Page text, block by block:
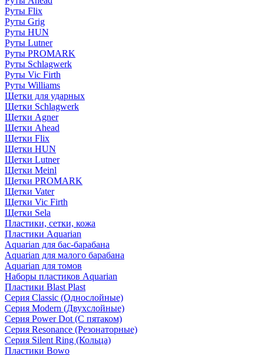
Руты Flix
Руты Grig
Руты HUN
Руты Lutner
Руты PROMARK
Руты Schlagwerk
Руты Vic Firth
Руты Williams
Щетки для ударных
Щетки Schlagwerk
Щетки Agner
Щетки Ahead
Щетки Flix
Щетки HUN
Щетки Lutner
Щетки Meinl
Щетки PROMARK
Щетки Vater
Щетки Vic Firth
Щетки Sela
Пластики, сетки, кожа
Пластики Aquarian
Aquarian для бас-барабана
Aquarian для малого барабана
Aquarian для томов
Наборы пластиков Aquarian
Пластики Blast Plast
Серия Classic (Однослойные)
Серия Modern (Двухслойные)
Серия Power Dot (С пятаком)
Серия Resonance (Резонаторные)
Серия Silent Ring (Кольца)
Пластики Bowo